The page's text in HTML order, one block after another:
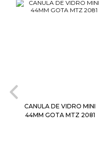
CANULA DE VIDRO MINI
44MM GOTA MTZ 2081